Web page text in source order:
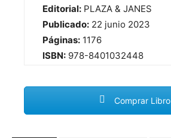
Editorial: PLAZA & JANES
Publicado: 22 junio 2023
Páginas: 1176
ISBN: 978-8401032448
Comprar Libro